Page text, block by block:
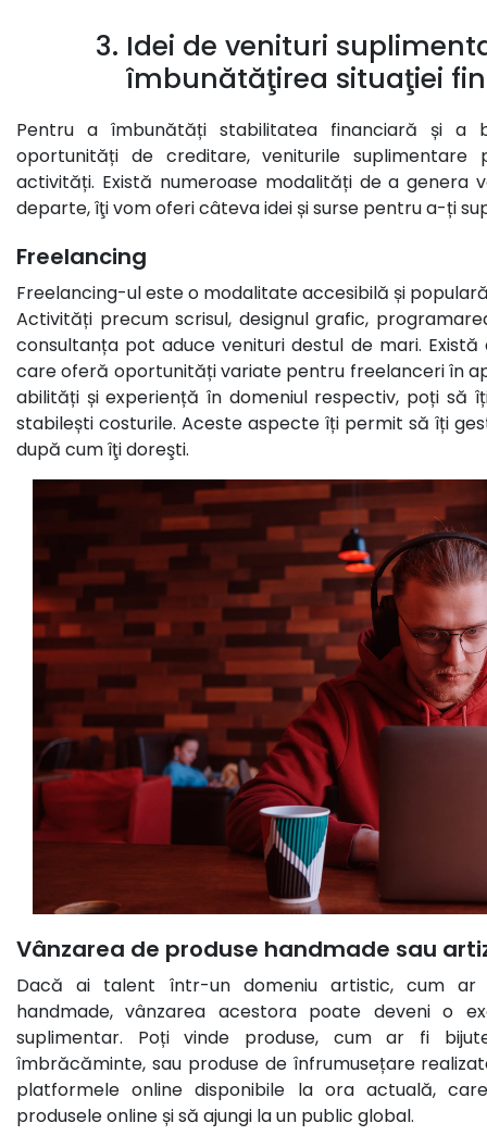
3. Idei de venituri
îmbunătăţirea situaţiei
Pentru a îmbunătăți stabilitatea financiară și a
oportunități de creditare, veniturile suplimentare
activități. Există numeroase modalități de a genera
departe, îţi vom oferi câteva idei și surse pentru a-ți
Freelancing
Freelancing-ul este o modalitate accesibilă și
Activități precum scrisul, designul grafic,
consultanța pot aduce venituri destul de mari.
care oferă oportunități variate pentru freelanceri în
abilități și experiență în domeniul respectiv, poți să
stabilești costurile. Aceste aspecte îți permit să îți
după cum îţi doreşti.
Vânzarea de produse handmade sau
Dacă ai talent într-un domeniu artistic, cum
handmade, vânzarea acestora poate deveni o
suplimentar. Poți vinde produse, cum ar fi
îmbrăcăminte, sau produse de înfrumusețare
platformele online disponibile la ora actuală,
produsele online și să ajungi la un public global.